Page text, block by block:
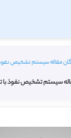
مقاله سیستم تشخیص
سیستم تشخیص نفوذ با